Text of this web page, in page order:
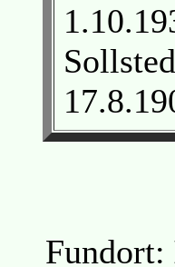
Fundort: